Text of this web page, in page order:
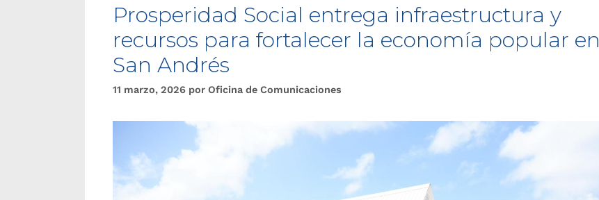
Prosperidad Social entrega infraestructura y
recursos para fortalecer la economía popular en
San Andrés
11 marzo, 2026 por Oficina de Comunicaciones